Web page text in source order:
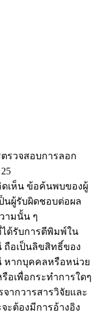
รวจสอบการลอก
เห็น ข้อค้นพบของผู้
นผู้รับผิดชอบต่อผล
ามนั้น ๆ
ด้รับการตีพิมพ์ใน
ถือเป็นลิขสิทธิ์ของ
หากบุคคลหรือหน่วย
อเพื่อกระทำการใดๆ
ากวารสารวิจัยและ
ะต้องมีการอ้างอิง